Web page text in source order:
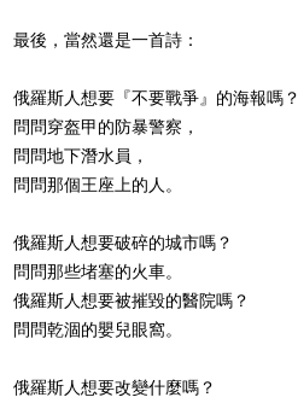
最後，當然還是一首詩：
俄羅斯人想要『不要戰爭』的海報嗎？
問問穿盔甲的防暴警察，
問問地下潛水員，
問問那個王座上的人。
俄羅斯人想要破碎的城市嗎？
問問那些堵塞的火車。
俄羅斯人想要被摧毀的醫院嗎？
問問乾涸的嬰兒眼窩。
俄羅斯人想要改變什麼嗎？